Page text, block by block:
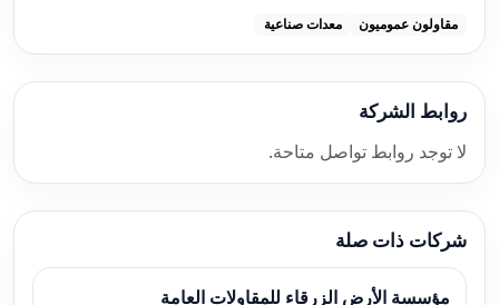
مقاولون عموميون معدات صناعية
روابط الشركة
لا توجد روابط تواصل متاحة.
شركات ذات صلة
مؤسسة الأرض الزرقاء للمقاولات العامة